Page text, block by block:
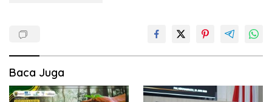
Baca Juga